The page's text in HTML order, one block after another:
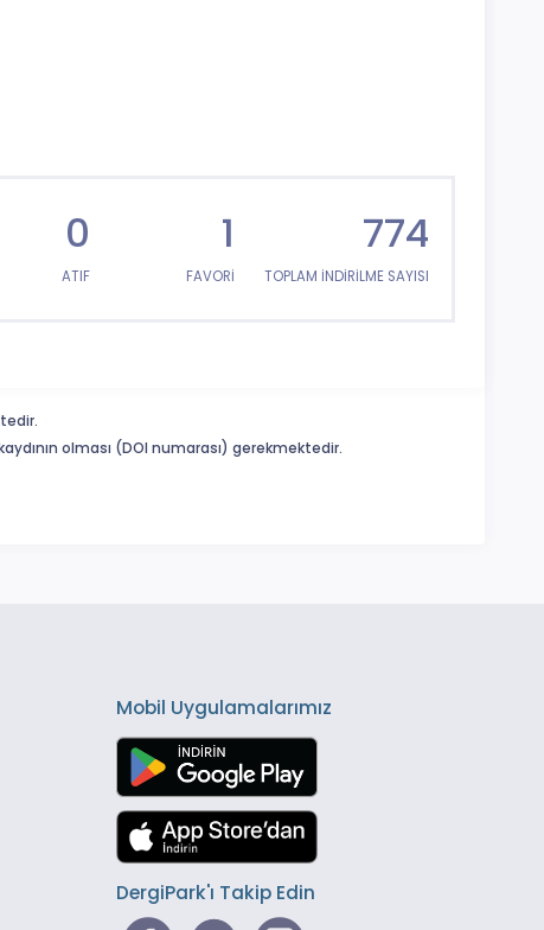
0
ATIF
1
FAVORİ
774
TOPLAM İNDİRİLME SAYISI
olması (DOI numarası) gerekmektedir.
Mobil Uygulamalarımız
DergiPark'ı Takip Edin